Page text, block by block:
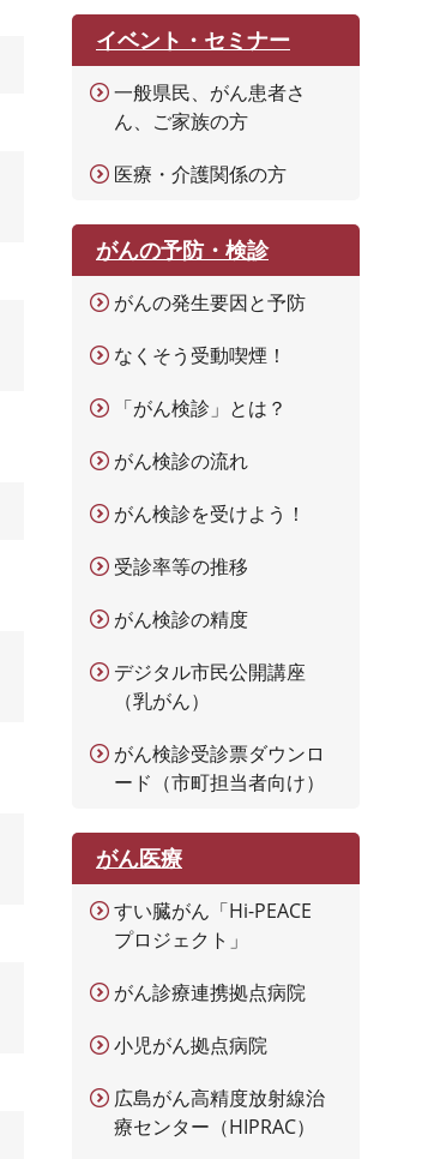
イベント・セミナー
一般県民、がん患者さ
ん、ご家族の方
医療・介護関係の方
がんの予防・検診
がんの発生要因と予防
なくそう受動喫煙！
「がん検診」とは？
がん検診の流れ
がん検診を受けよう！
受診率等の推移
がん検診の精度
デジタル市民公開講座
（乳がん）
がん検診受診票ダウンロ
ード（市町担当者向け）
がん医療
すい臓がん「Hi-PEACE
プロジェクト」
がん診療連携拠点病院
小児がん拠点病院
広島がん高精度放射線治
療センター（HIPRAC）